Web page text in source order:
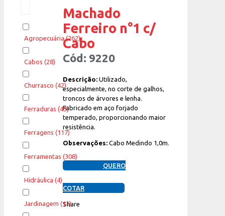
Machado
Ferreiro n°1 c/
Cabo
Cód: 9220
Descrição:Utilizado,
especialmente, no corte de galhos,
troncos de árvores e lenha.
Fabricado em aço forjado
temperado, proporcionando maior
resistência.
Observações: Cabo Medindo 1,0m.
QUERO
COTAR
Share
Agropecuária (262)
Cabos (28)
Churrasco (42)
Ferraduras (43)
Ferragens (117)
Ferramentas (308)
Hidráulica (4)
Jardinagem (11)